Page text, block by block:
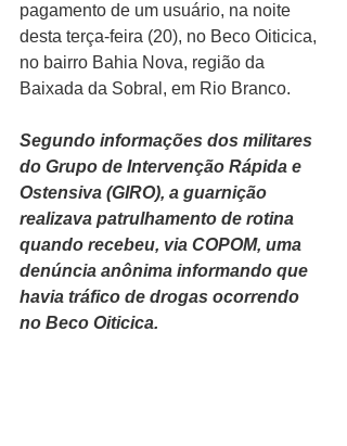
pagamento de um usuário, na noite
desta terça-feira (20), no Beco Oiticica,
no bairro Bahia Nova, região da
Baixada da Sobral, em Rio Branco.
Segundo informações dos militares
do Grupo de Intervenção Rápida e
Ostensiva (GIRO), a guarnição
realizava patrulhamento de rotina
quando recebeu, via COPOM, uma
denúncia anônima informando que
havia tráfico de drogas ocorrendo
no Beco Oiticica.